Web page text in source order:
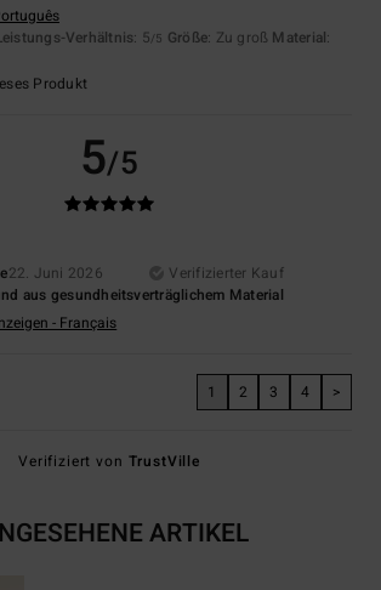
Verhältnis: 5/5 Größe: Zu groß Material:
Produkt
5/5
22. Juni 2026
Verifizierter Kauf
aus gesundheitsverträglichem Material
- Français
1 2 3 4 >
Verifiziert von TrustVille
ARTIKEL